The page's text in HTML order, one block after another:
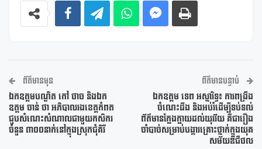
ព័ត៌មានមុន
ឯកឧត្តមបណ្ឌិត កៅ ថាច និងឯក
ឧត្តម ចាន់ ថា អភិបាលរងខេត្តកំពត
ជួបសំណេះសំណាលជាមួយកសិករ
ចំនួន ៣០០នាក់នៅក្នុងស្រុកជុំគិរី
ព័ត៌មានបន្ទាប់
ឯកឧត្តម ទេព អស្នារិទ្ធ៖ ការពង្រឹង
ចំណេះដឹង និងអប់រំដើម្បីទប់ទល់
ព័ត៌មានក្លែងក្លាយដល់យុវវ័យ គឺជារឿង
ចាំបាច់សម្រាប់បង្ការគ្រោះថ្នាក់ក្នុងយុគ
សម័យឌីជីថល